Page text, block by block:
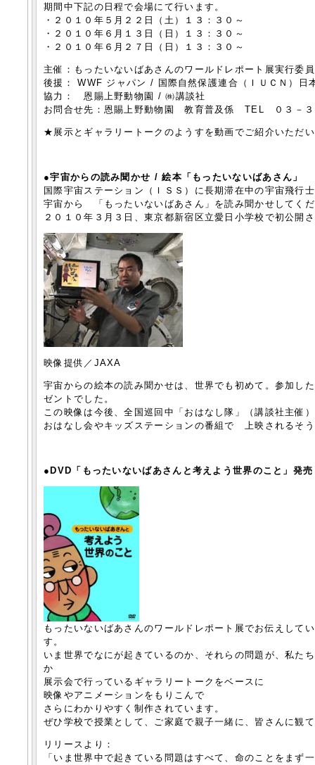
期間中下記の日程で会場にて行います。
・２０１０年５月２２日（土）１３：３０～
・２０１０年６月１３日（日）１３：３０～
・２０１０年６月２７日（日）１３：３０～
主催：もったいないばあさんのワールドレポート展実行委
後援： WWF ジャパン / 国際自然保護連合（ＩＵＣＮ）日
協力： 恩賜上野動物園 / ㈱講談社
お問合せ先：恩賜上野動物園 教育普及係 TEL ０３－３
★展示とギャラリートークのようすを動画でご紹介いただ
●宇宙からの読み聞かせ / 絵本「もったいないばあさん」
国際宇宙ステーション（ＩＳＳ）に長期滞在中の宇宙飛行
宇宙から 「もったいないばあさん」を読み聞かせしてく
２０１０年３月３日、東京都新宿区立愛日小学校で初公開
映像提供／JAXA
宇宙からの絵本の読み聞かせは、世界でも初めて。参加し
ゼントでした。
この映像は今後、全国巡回中「おはなし隊」（講談社主催
おはなし会やキッズステーションの番組で 上映されるそ
●DVD「もったいないばあさんと考えよう世界のこと」発売
もったいないばあさんのワールドレポート展でお伝えして
す。
いま世界でなにが起きているのか、それらの問題が、私た
か
展示会で行っているギャラリートークをベースに
映像やアニメーションをもりこんで
さらにわかりやすく制作されています。
ぜひ学校で授業として、ご家庭で親子一緒に、皆さんに観
リリースより：
「いま世界中で起きている問題はすべて、命のことをまず